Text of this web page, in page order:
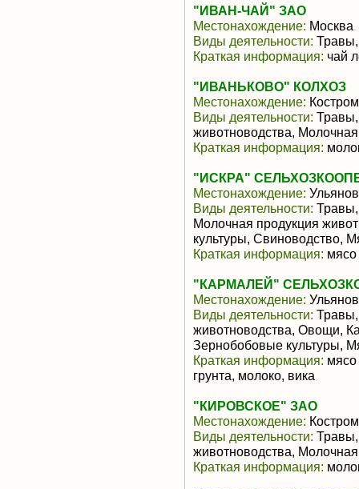
"ИВАН-ЧАЙ" ЗАО
Местонахождение: Москва
Виды деятельности: Травы,
Краткая информация: чай
"ИВАНЬКОВО" КОЛХОЗ
Местонахождение:
Виды деятельности: Травы,
животноводства,
Краткая информация:
"ИСКРА"
Местонахождение:
Виды деятельности: Травы,
Молочная продукция
культуры, Свиноводство,
Краткая информация: мясо
"КАРМАЛЕЙ"
Местонахождение:
Виды деятельности: Травы,
животноводства, Овощи,
Зернобобовые культуры,
Краткая информация: мясо
грунта, молоко, вика
"КИРОВСКОЕ" ЗАО
Местонахождение:
Виды деятельности: Травы,
животноводства,
Краткая информация: